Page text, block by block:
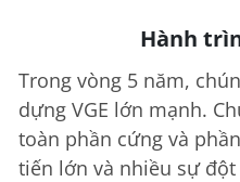
Hành
Trong vòng 5 năm,
dựng VGE lớn mạnh.
toàn phần cứng và
tiến lớn và nhiều sự